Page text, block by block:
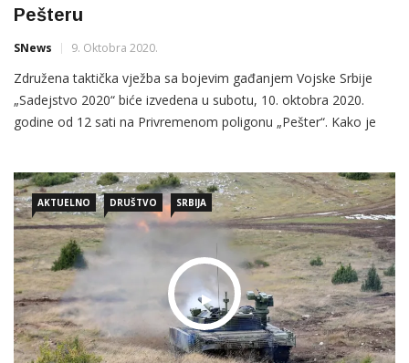
Pešteru
SNews 9. Oktobra 2020.
Združena taktička vježba sa bojevim gađanjem Vojske Srbije
„Sadejstvo 2020“ biće izvedena u subotu, 10. oktobra 2020.
godine od 12 sati na Privremenom poligonu „Pešter“. Kako je
protivvazduhoplovne odbrane, Kopnene vojske, 72. brigade za
specijalne operacije i
AKTUELNO DRUŠTVO SRBIJA